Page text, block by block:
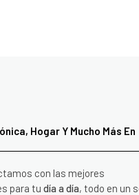
Hogar Y Mucho Más En
con las mejores
para tu día a día, todo en un